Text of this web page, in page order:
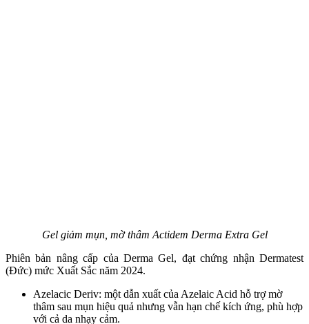
Gel giảm mụn, mờ thâm Actidem Derma Extra Gel
Phiên bản nâng cấp của Derma Gel, đạt chứng nhận Dermatest
(Đức) mức Xuất Sắc năm 2024.
Azelacic Deriv: một dẫn xuất của Azelaic Acid hỗ trợ mờ
thâm sau mụn hiệu quả nhưng vẫn hạn chế kích ứng, phù hợp
với cả da nhạy cảm.